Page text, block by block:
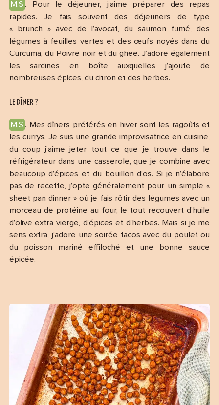
M.S . Pour le déjeuner, j’aime préparer des repas
rapides. Je fais souvent des déjeuners de type
« brunch » avec de l’avocat, du saumon fumé, des
légumes à feuilles vertes et des œufs noyés dans du
Curcuma, du Poivre noir et du ghee. J’adore également
les sardines en boîte auxquelles j’ajoute de
nombreuses épices, du citron et des herbes.
LE DÎNER ?
M.S . Mes dîners préférés en hiver sont les ragoûts et
les currys. Je suis une grande improvisatrice en cuisine,
du coup j’aime jeter tout ce que je trouve dans le
réfrigérateur dans une casserole, que je combine avec
beaucoup d’épices et du bouillon d’os. Si je n’élabore
pas de recette, j’opte généralement pour un simple «
sheet pan dinner » où je fais rôtir des légumes avec un
morceau de protéine au four, le tout recouvert d’huile
d’olive extra vierge, d’épices et d’herbes. Mais si je me
sens extra, j’adore une soirée tacos avec du poulet ou
du poisson mariné effiloché et une bonne sauce
épicée.